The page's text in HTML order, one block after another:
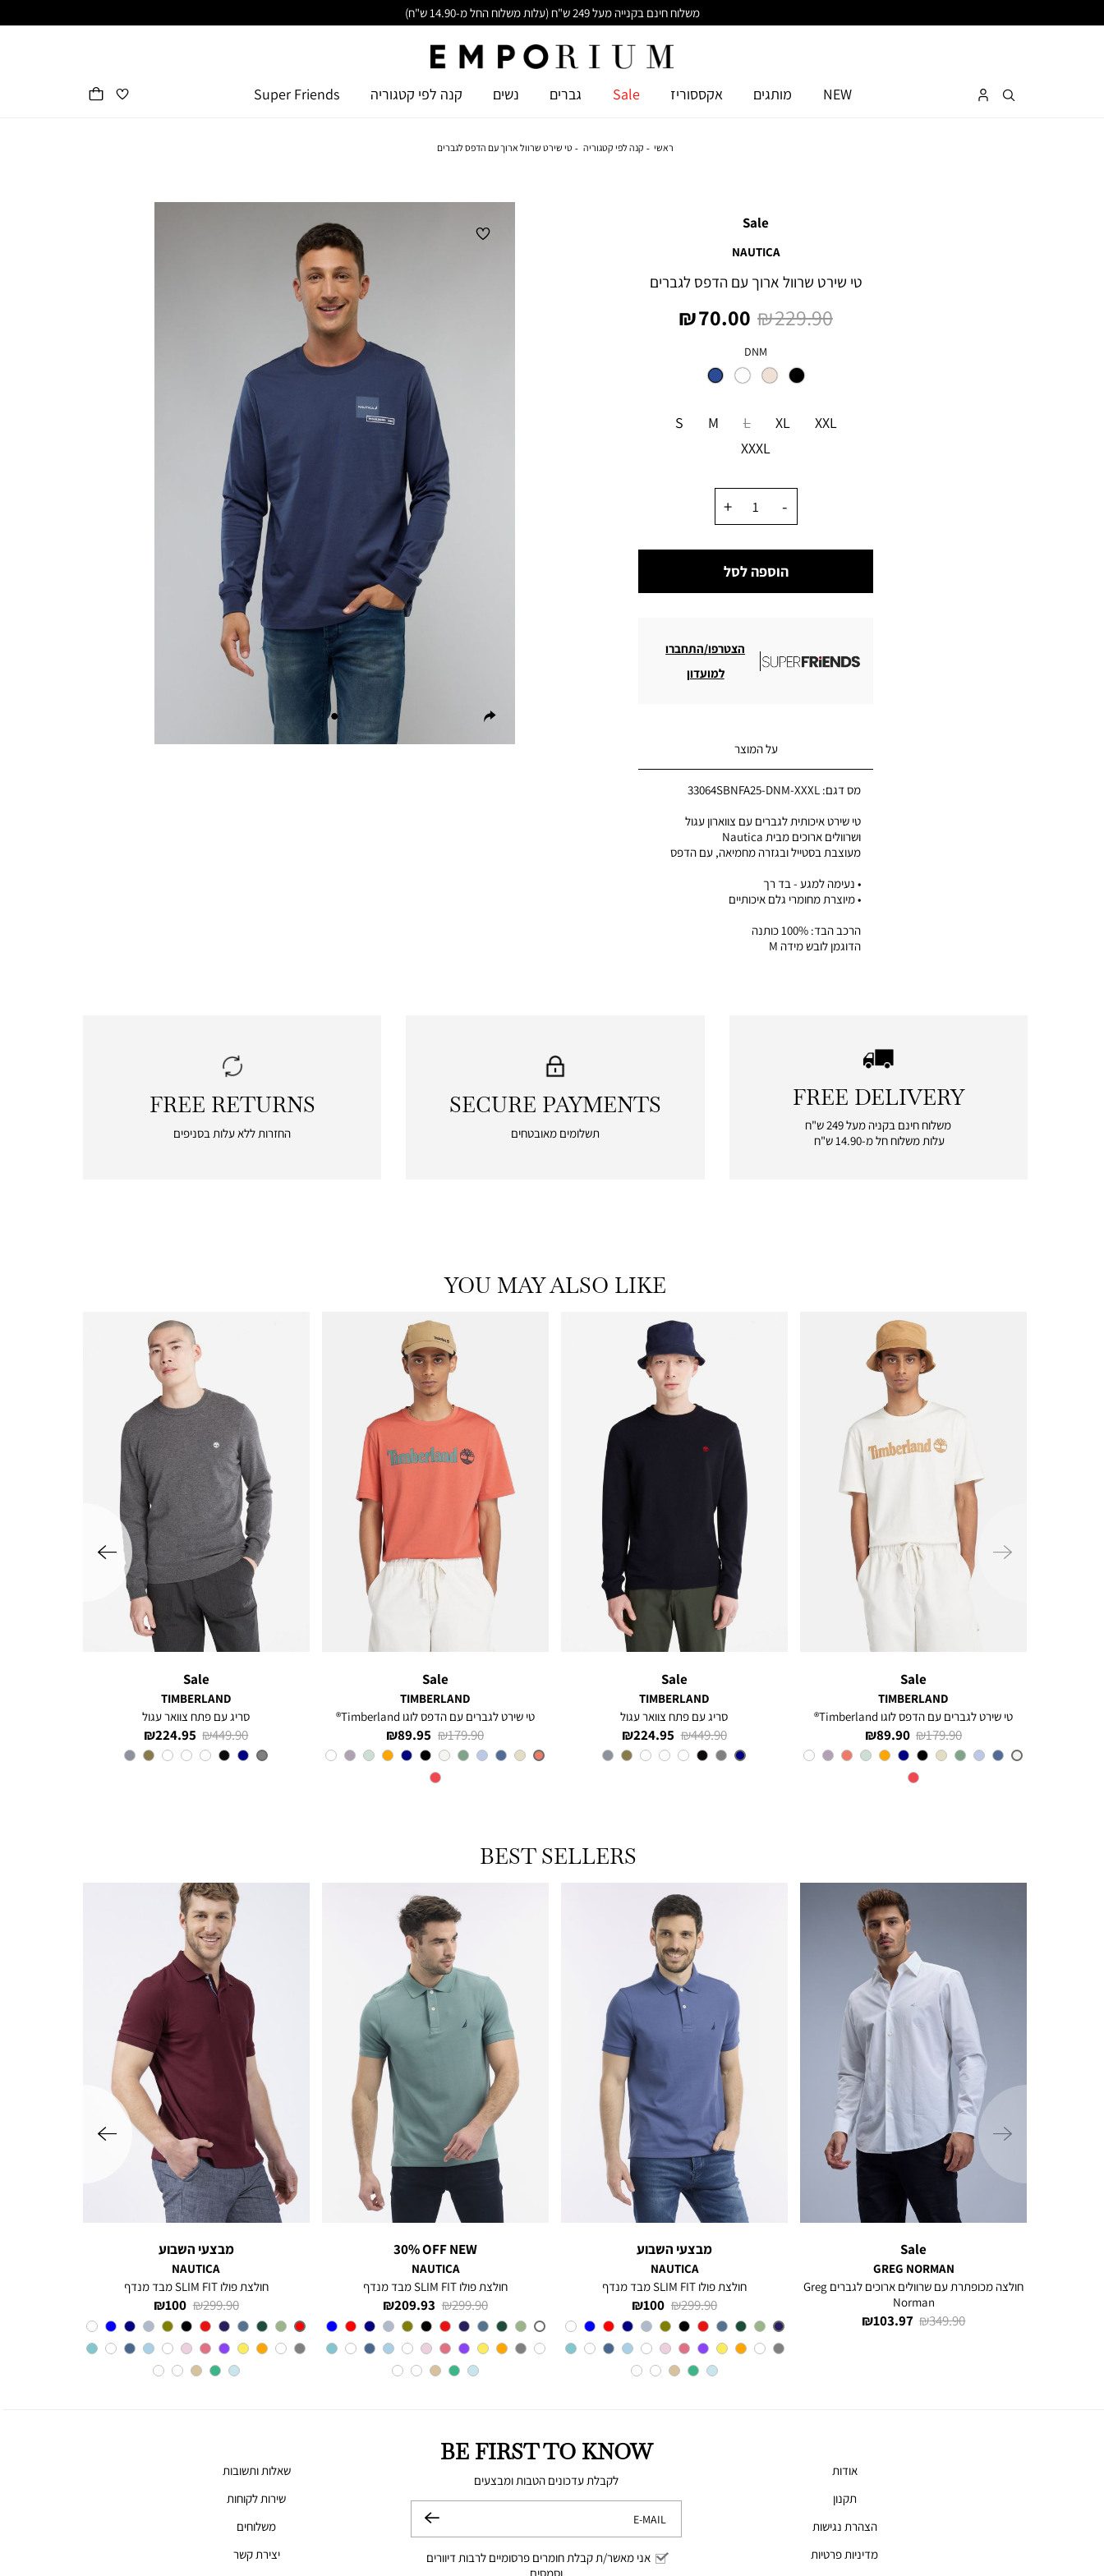
משלוח חינם בקנייה מעל 249 ש"ח (עלות משלוח החל מ-14.90 ש"ח)
NEW מותגים אקססוריז Sale גברים נשים קנה לפי קטגוריה Super Friends
ראשי קנה לפי קטגוריה טי שירט שרוול ארוך עם הדפס לגברים
Sale
NAUTICA
טי שירט שרוול ארוך עם הדפס לגברים
מחיר
מוצר
70.00 ₪
מחיר
229.90 ₪
צבע
DNM
S M L XL
XXL
XXXL
הוספה לסל
הצטרפו/התחברו
למועדון
על המוצר
מס דגם: 33064SBNFA25-DNM-XXXL
טי שירט איכותית לגברים עם צווארון עגול
ושרוולים ארוכים מבית Nautica
מעוצבת בסטייל ובגזרה מחמיאה, עם הדפס
• נעימה למגע - בד רך
• מיוצרת מחומרי גלם איכותיים
הרכב הבד: 100% כותנה
הדוגמן לובש מידה M
|
free
delivery
FREE DELIVERY
משלוח חינם בקניה מעל 249 ש"ח
עלות משלוח חל מ-14.90 ש"ח
|
payments
SECURE PAYMENTS
תשלומים מאובטחים
|
returns
FREE RETURNS
החזרות ללא עלות בסניפים
YOU MAY ALSO LIKE
ימינה
Sale
TIMBERLAND
טי שירט לגברים עם הדפס לוגו Timberland®
מחיר
מוצר
89.90 ₪
מחיר
רגיל
179.90 ₪
צבע
VINTAGE
WHITE
Sale
TIMBERLAND
סריג עם פתח צוואר עגול
מחיר
מוצר
224.95 ₪
מחיר
רגיל
449.90 ₪
צבע
Navy
Sale
TIMBERLAND
טי שירט לגברים עם הדפס לוגו Timberland®
מחיר
מוצר
89.95 ₪
מחיר
רגיל
179.90 ₪
צבע
SIENNA-
APP
Sale
TIMBERLAND
סריג עם פתח צוואר עגול
מחיר
מוצר
224.95 ₪
מחיר
רגיל
449.90 ₪
צבע
Grey
שמאלה
BEST SELLERS
ימינה
Sale
GREG NORMAN
חולצה מכופתרת עם שרוולים ארוכים לגברים Greg
Norman
מחיר
103.97 ₪
מחיר
349.90 ₪
מבצעי השבוע
NAUTICA
חולצת פולו SLIM FIT מבד מנדף
מחיר
מוצר
100 ₪
מחיר
רגיל
299.90 ₪
צבע
BLUE
INDIGO
30% OFF NEW
NAUTICA
חולצת פולו SLIM FIT מבד מנדף
מחיר
מוצר
209.93 ₪
מחיר
רגיל
299.90 ₪
צבע
A6M
מבצעי השבוע
NAUTICA
חולצת פולו SLIM FIT מבד מנדף
מחיר
מוצר
100 ₪
מחיר
רגיל
299.90 ₪
צבע
Red
שמאלה
BE FIRST TO KNOW
לקבלת עדכונים הטבות ומבצעים
E-MAIL
אני מאשר/ת קבלת חומרים פרסומיים לרבות דיוורים
אודות
תקנון
הצהרת נגישות
מדיניות פרטיות
שאלות ותשובות
שירות לקוחות
משלוחים
יצירת קשר